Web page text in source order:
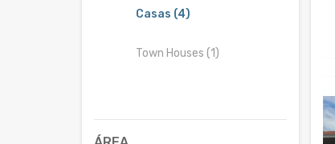
Casas (4)
Town Houses (1)